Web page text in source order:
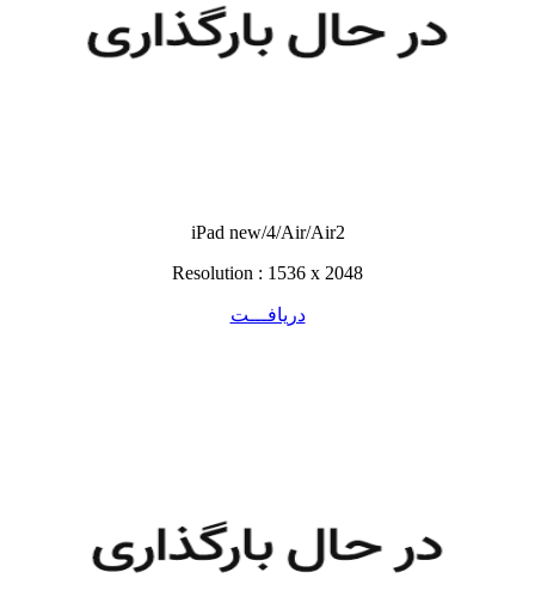
iPad new/4/Air/Air2
Resolution : 1536 x 2048
دریافـــت